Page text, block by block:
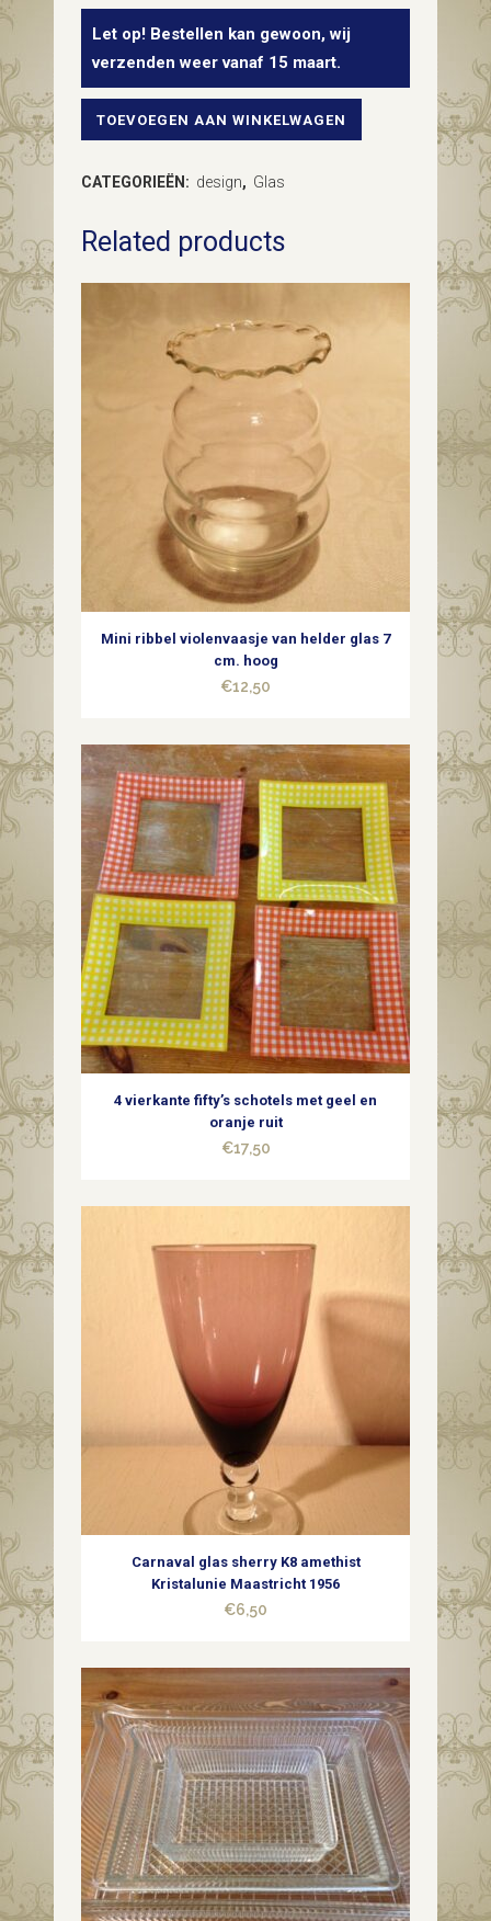
Let op! Bestellen kan gewoon, wij
verzenden weer vanaf 15 maart.
Bullet
vaas
van
Rudolf
jaren
1950
TOEVOEGEN AAN WINKELWAGEN
CATEGORIEËN: design, Glas
Related products
Mini ribbel violenvaasje van helder glas 7
cm. hoog
€12,50
4 vierkante fifty’s schotels met geel en
oranje ruit
€17,50
Carnaval glas sherry K8 amethist
Kristalunie Maastricht 1956
€6,50